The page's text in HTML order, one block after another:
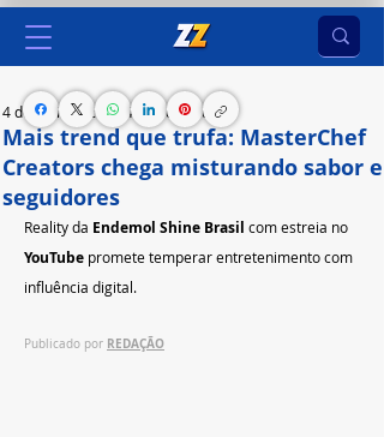
Mais trend que trufa: MasterChef
Creators chega misturando sabor e
seguidores
4 de mai. de 2025 4 min de leitura
Reality da Endemol Shine Brasil com estreia no
YouTube promete temperar entretenimento com
influência digital.
Publicado por REDAÇÃO